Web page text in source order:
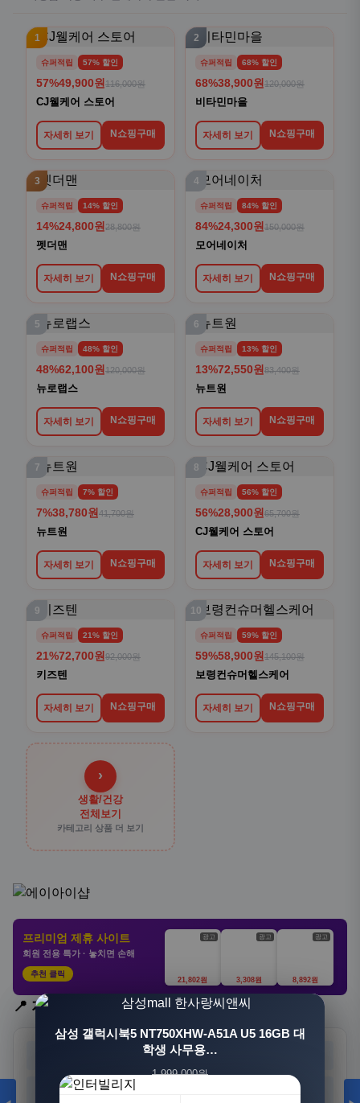
1
슈퍼적립 57% 할인
57%49,900원 116,000원
CJ웰케어 스토어
자세히 보기 N쇼핑구매
2
슈퍼적립 68% 할인
68%38,900원 120,000원
비타민마을
자세히 보기 N쇼핑구매
3
슈퍼적립 14% 할인
14%24,800원 28,800원
펫더맨
자세히 보기 N쇼핑구매
4
슈퍼적립 84% 할인
84%24,300원 150,000원
모어네이처
자세히 보기 N쇼핑구매
5
슈퍼적립 48% 할인
48%62,100원 120,000원
뉴로랩스
자세히 보기 N쇼핑구매
6
슈퍼적립 13% 할인
13%72,550원 83,400원
뉴트원
자세히 보기 N쇼핑구매
7
슈퍼적립 7% 할인
7%38,780원 41,700원
뉴트원
자세히 보기 N쇼핑구매
8
슈퍼적립 56% 할인
56%28,900원 65,700원
CJ웰케어 스토어
자세히 보기 N쇼핑구매
9
슈퍼적립 21% 할인
21%72,700원 92,000원
키즈텐
자세히 보기 N쇼핑구매
10
슈퍼적립 59% 할인
59%58,900원 145,100원
보령컨슈머헬스케어
자세히 보기 N쇼핑구매
›
생활/건강
전체보기
카테고리 상품 더 보기
프리미엄 제휴 사이트
회원 전용 특가 · 놓치면 손해
추천 클릭
광고
21,802원
광고
3,308원
광고
8,892원
📍 지역 선택
부산 대구
광주 대전 세종
[3+1] 동국제약 마이핏 V 활성엽산 임신준비 임산
부영양 30정, 4개
100,000원
삼성 갤럭시북5 NT750XHW-A51A U5 16GB 대
학생 사무용…
1,999,000원